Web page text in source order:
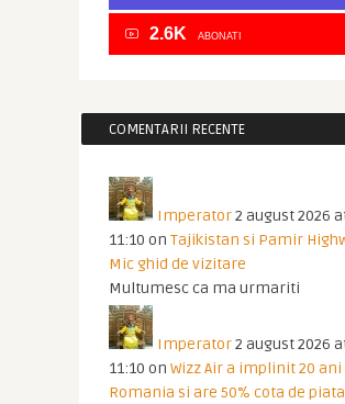
2.6K ABONATI
COMENTARII RECENTE
Imperator2 august 2026
11:10 on Tajikistan si Pamir
Mic ghid de vizitare
Multumesc ca ma urmariti
Imperator2 august 2026
11:10 on Wizz Air a implinit 20 ani
Romania si are 50% cota de